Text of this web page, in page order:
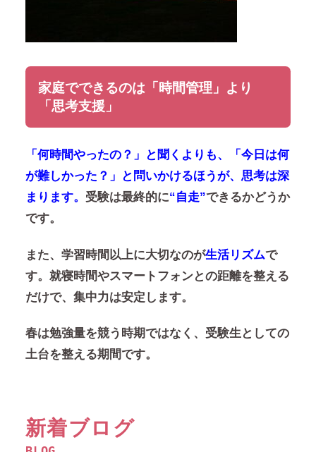
家庭でできるのは「時間管理」より
「思考支援」
「何時間やったの？」と聞くよりも、「今日は何
が難しかった？」と問いかけるほうが、思考は深
まります。 受験は最終的に“自走”できるかどうか
です。
また、学習時間以上に大切なのが生活リズムで
す。就寝時間やスマートフォンとの距離を整える
だけで、集中力は安定します。
春は勉強量を競う時期ではなく、受験生としての
土台を整える期間です。
新着ブログ